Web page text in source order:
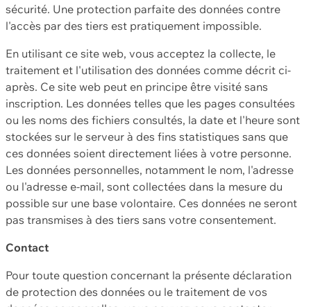
sécurité. Une protection parfaite des données contre
l'accès par des tiers est pratiquement impossible.
En utilisant ce site web, vous acceptez la collecte, le
traitement et l'utilisation des données comme décrit ci-
après. Ce site web peut en principe être visité sans
inscription. Les données telles que les pages consultées
ou les noms des fichiers consultés, la date et l'heure sont
stockées sur le serveur à des fins statistiques sans que
ces données soient directement liées à votre personne.
Les données personnelles, notamment le nom, l'adresse
ou l'adresse e-mail, sont collectées dans la mesure du
possible sur une base volontaire. Ces données ne seront
pas transmises à des tiers sans votre consentement.
Contact
Pour toute question concernant la présente déclaration
de protection des données ou le traitement de vos